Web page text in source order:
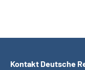
Kontakt Deutsche